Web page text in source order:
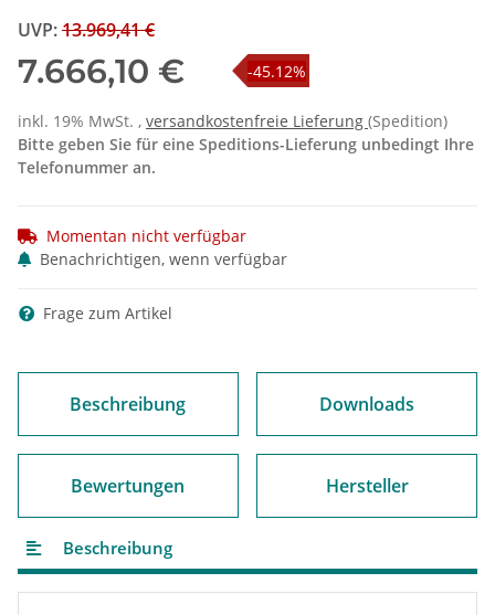
UVP:13.969,41 €
-45.12%
7.666,10 €
inkl. 19% MwSt. , versandkostenfreie Lieferung (Spedition)
Bitte geben Sie für eine Speditions-Lieferung unbedingt Ihre
Telefonummer an.
Momentan nicht verfügbar
Benachrichtigen, wenn verfügbar
Frage zum Artikel
Beschreibung Downloads
Bewertungen Hersteller
Beschreibung